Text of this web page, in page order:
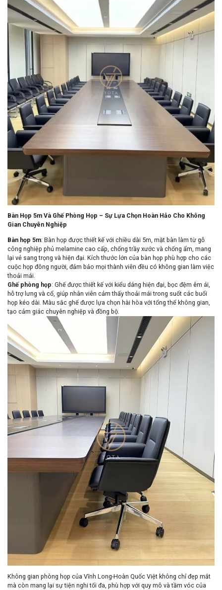
Bàn Họp 5m Và Ghế Phòng Họp – Sự Lựa Chọn Hoàn Hảo Cho Không
Gian Chuyên Nghiệp
Bàn họp 5m: Bàn họp được thiết kế với chiều dài 5m, mặt bàn làm từ gỗ
công nghiệp phủ melamine cao cấp, chống trầy xước và chống ẩm, mang
lại vẻ sang trọng và hiện đại. Kích thước lớn của bàn họp phù hợp cho các
cuộc họp đông người, đảm bảo mọi thành viên đều có không gian làm việc
thoải mái.
Ghế phòng họp: Ghế được thiết kế với kiểu dáng hiện đại, bọc đệm êm ái,
hỗ trợ lưng và cổ, giúp nhân viên cảm thấy thoải mái trong suốt các buổi
họp kéo dài. Màu sắc ghế được lựa chọn hài hòa với tổng thể không gian,
tạo cảm giác chuyên nghiệp và đồng bộ.
Không gian phòng họp của Vĩnh Long-Hoàn Quốc Việt không chỉ đẹp mắt
mà còn mang lại sự tiện nghi tối đa, phù hợp với quy mô và tầm vóc của